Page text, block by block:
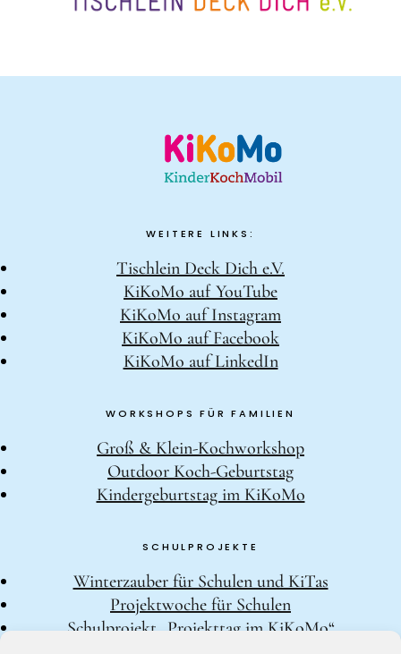
WEITERE LINKS:
Tischlein Deck Dich e.V.
KiKoMo auf YouTube
KiKoMo auf Instagram
KiKoMo auf Facebook
KiKoMo auf LinkedIn
WORKSHOPS FÜR FAMILIEN
Groß & Klein-Kochworkshop
Outdoor Koch-Geburtstag
Kindergeburtstag im KiKoMo
SCHULPROJEKTE
Winterzauber für Schulen und KiTas
Projektwoche für Schulen
Schulprojekt „Projekttag im KiKoMo“